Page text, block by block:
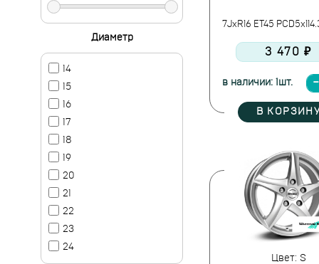
7JxR16 ET45
3 470 ₽
в наличии: 1шт.
В КОРЗИНУ
Цвет: S
Диаметр
14
15
16
17
18
19
20
21
22
23
24